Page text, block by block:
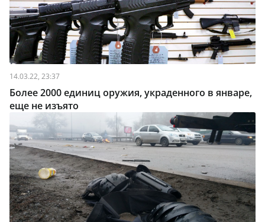
14.03.22, 23:37
Более 2000 единиц оружия, украденного в январе,
еще не изъято